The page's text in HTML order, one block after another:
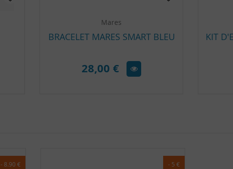
Mares
BRACELET MARES SMART BLEU
28,00 €
- 8.90 € - 5 €